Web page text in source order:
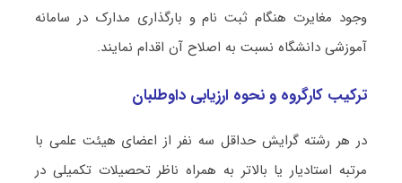
وجود مغایرت هنگام ثبت نام و بارگذاری مدارک در سامانه
آموزشی دانشگاه نسبت به اصلاح آن اقدام نمایند.
ترکیب کارگروه و نحوه ارزیابی داوطلبان
در هر رشته گرایش حداقل سه نفر از اعضای هیئت علمی با
مرتبه استادیار یا بالاتر به همراه ناظر تحصیلات تکمیلی در